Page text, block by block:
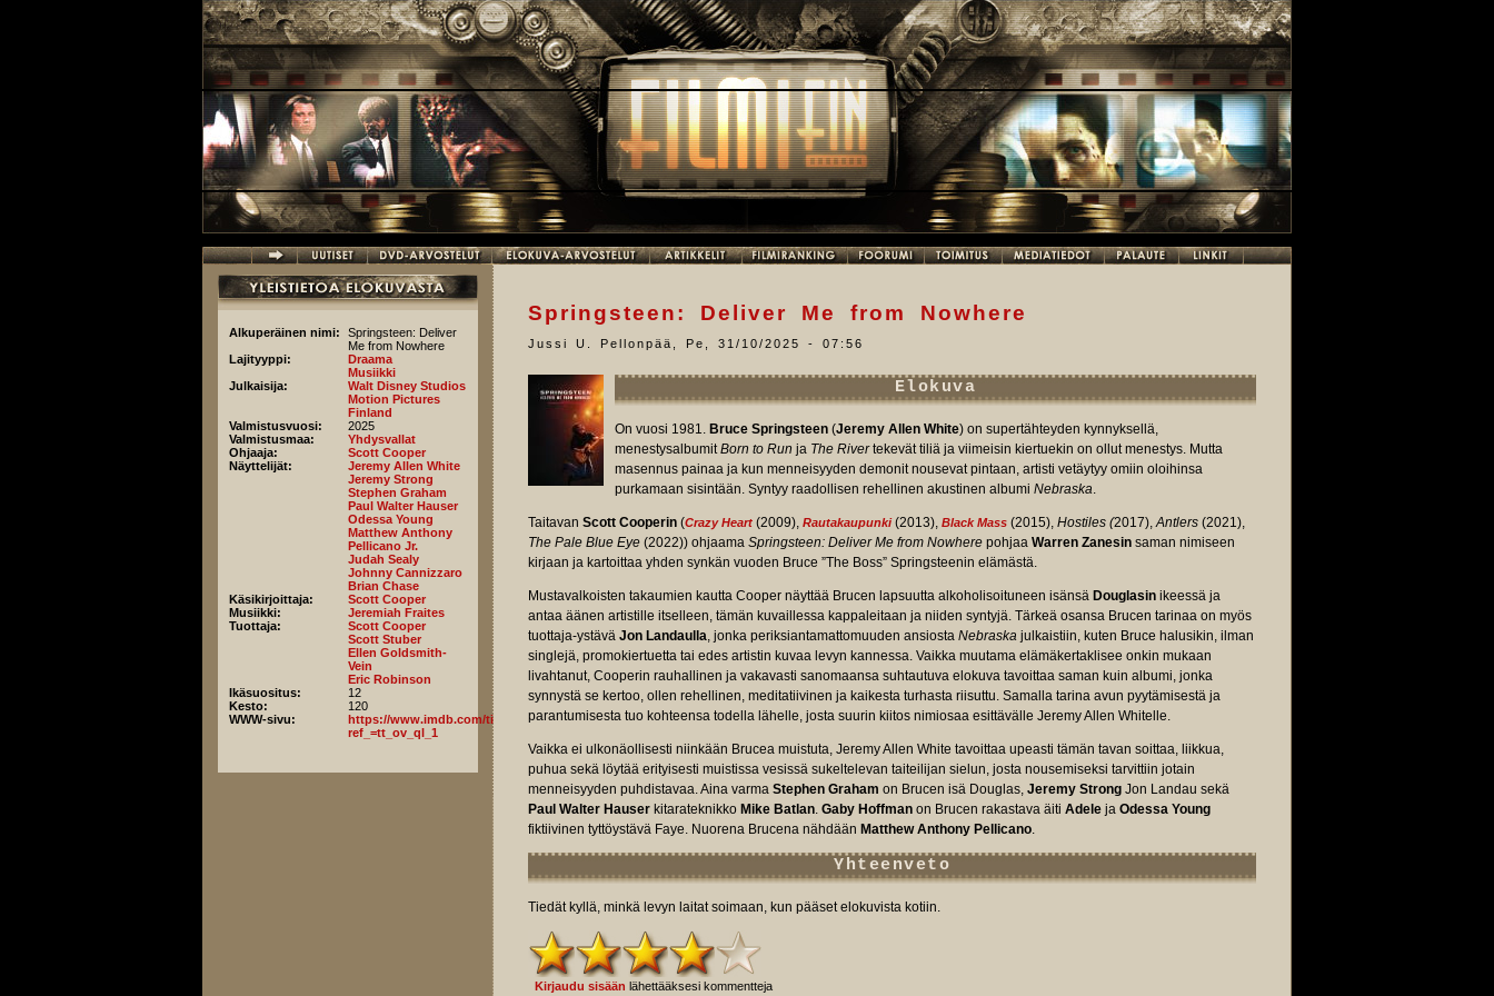
Alkuperäinen nimi:
Springsteen: Deliver
Me from Nowhere
Lajityyppi:
Draama
Musiikki
Julkaisija:
Walt Disney Studios
Motion Pictures
Finland
Valmistusvuosi:
2025
Valmistusmaa:
Yhdysvallat
Ohjaaja:
Scott Cooper
Näyttelijät:
Jeremy Allen White
Jeremy Strong
Stephen Graham
Paul Walter Hauser
Odessa Young
Matthew Anthony
Pellicano Jr.
Judah Sealy
Johnny Cannizzaro
Brian Chase
Käsikirjoittaja:
Scott Cooper
Musiikki:
Jeremiah Fraites
Tuottaja:
Scott Cooper
Scott Stuber
Ellen Goldsmith-
Vein
Eric Robinson
Ikäsuositus:
12
Kesto:
120
WWW-sivu:
https://www.imdb.com/title/tt31923069/fullcredits/?
ref_=tt_ov_ql_1
Springsteen: Deliver Me from Nowhere
Jussi U. Pellonpää Pe, 31/10/2025 - 07:56
Elokuva
On vuosi 1981. Bruce Springsteen (Jeremy Allen White) on supertähteyden kynnyksellä,
menestysalbumitBorn to Run ja The Rivertekevät tiliä ja viimeisin kiertuekin on ollut menestys. Mutta
masennus painaa ja kun menneisyyden demonit nousevat pintaan, artisti vetäytyy omiin oloihinsa
purkamaan sisintään. Syntyy raadollisen rehellinen akustinen albumi Nebraska.
Taitavan Scott Cooperin (Crazy Heart (2009), Rautakaupunki(2013), Black Mass (2015), Hostiles (2017),Antlers (2021),
The Pale Blue Eye (2022)) ohjaama Springsteen: Deliver Me from Nowhere pohjaa Warren Zanesin saman nimiseen
kirjaan ja kartoittaa yhden synkän vuoden Bruce ”The Boss” Springsteenin elämästä.
Mustavalkoisten takaumien kautta Cooper näyttää Brucen lapsuutta alkoholisoituneen isänsä Douglasin ikeessä ja
antaa äänen artistille itselleen, tämän kuvaillessa kappaleitaan ja niiden syntyjä. Tärkeä osansa Brucen tarinaa on myös
tuottaja-ystävä Jon Landaulla, jonka periksiantamattomuuden ansiosta Nebraska julkaistiin, kuten Bruce halusikin, ilman
singlejä, promokiertuetta tai edes artistin kuvaa levyn kannessa. Vaikka muutama elämäkertaklisee onkin mukaan
livahtanut, Cooperin rauhallinen ja vakavasti sanomaansa suhtautuva elokuva tavoittaa saman kuin albumi, jonka
synnystä se kertoo, ollen rehellinen, meditatiivinen ja kaikesta turhasta riisuttu. Samalla tarina avun pyytämisestä ja
parantumisesta tuo kohteensa todella lähelle, josta suurin kiitos nimiosaa esittävälle Jeremy Allen Whitelle.
Vaikka ei ulkonäollisesti niinkään Brucea muistuta, Jeremy Allen White tavoittaa upeasti tämän tavan soittaa, liikkua,
puhua sekä löytää erityisesti muistissa vesissä sukeltelevan taiteilijan sielun, josta nousemiseksi tarvittiin jotain
menneisyyden puhdistavaa. Aina varma Stephen Graham on Brucen isä Douglas, Jeremy Strong Jon Landau sekä
Paul Walter Hauser kitarateknikko Mike Batlan. Gaby Hoffman on Brucen rakastava äiti Adele ja Odessa Young
fiktiivinen tyttöystävä Faye. Nuorena Brucena nähdään Matthew Anthony Pellicano.
Yhteenveto
Tiedät kyllä, minkä levyn laitat soimaan, kun pääset elokuvista kotiin.
Kirjaudu sisään lähettääksesi kommentteja